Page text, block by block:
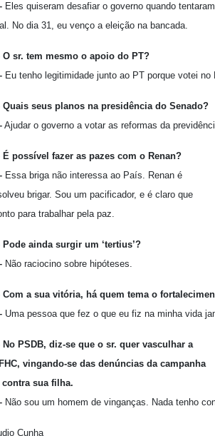
Eles quiseram desafiar o governo quando
No dia 31, eu venço a eleição na bancada.
O sr. tem mesmo o apoio do PT?
Eu tenho legitimidade junto ao PT porque votei
Quais seus planos na presidência do Senado?
Ajudar o governo a votar as reformas da
É possível fazer as pazes com o Renan?
Essa briga não interessa ao País. Renan é
brigar. Sou um pacificador, e é claro que
para trabalhar pela paz.
Pode ainda surgir um ‘tertius’?
Não raciocino sobre hipóteses.
Com a sua vitória, há quem tema o
Uma pessoa que fez o que eu fiz na minha vida
No PSDB, diz-se que o sr. quer vasculhar a
vingando-se das denúncias da campanha
sua filha.
Não sou um homem de vinganças. Nada tenho
Cunha